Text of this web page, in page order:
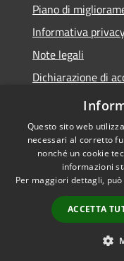
Piano di
Informativa
Note legali
Dichiarazione di
Obiettivi di
Accessibilità
Questo sito web
necessari al corretto
nonché un cookie
informazioni
Per maggiori dettagli,
ACCETTA